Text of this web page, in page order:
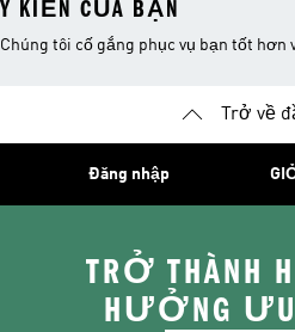
Ý KIẾN CỦA BẠN
Chúng tôi cố gắng phục vụ bạn tốt hơn
Trở về
Đăng nhập
TRỞ THÀNH
HƯỞNG